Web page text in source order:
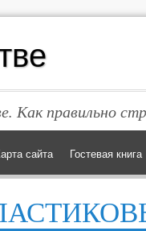
Как правильно
сайта Гостевая книга